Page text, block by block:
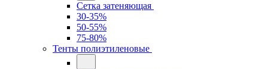
Сетка затеняющая
30-35%
50-55%
75-80%
Тенты полиэтиленовые